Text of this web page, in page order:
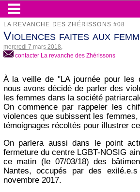
LA REVANCHE DES ZHÉRISSONS #08
Violences faites aux
mercredi 7 mars 2018
contacter La revanche des Zhérissons
À la veille de "LA journée pour les
nous avons décidé de parler des
les femmes dans la société
On commence par rappeler les
violences que subissent les
témoignages récoltés pour illustrer
On parlera aussi dans le point
fermeture du centre LGBT-NOSIG
ce matin (le 07/03/18) des
Nantes, occupés par des
novembre 2017.